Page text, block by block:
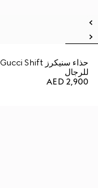
حذاء سنيكرز Gucci Shift
للرجال
AED 2,900